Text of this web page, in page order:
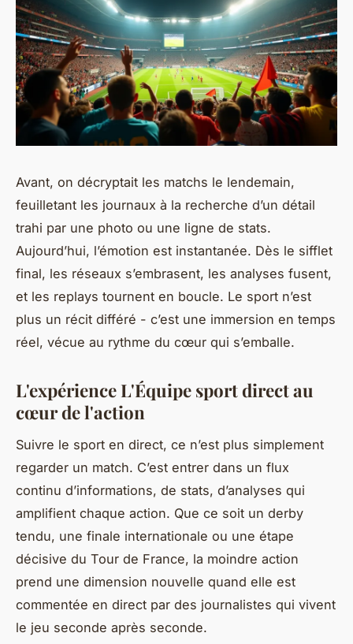
Avant, on décryptait les matchs le lendemain,
feuilletant les journaux à la recherche d’un détail
trahi par une photo ou une ligne de stats.
Aujourd’hui, l’émotion est instantanée. Dès le sifflet
final, les réseaux s’embrasent, les analyses fusent,
et les replays tournent en boucle. Le sport n’est
plus un récit différé - c’est une immersion en temps
réel, vécue au rythme du cœur qui s’emballe.
L'expérience L'Équipe sport direct au
cœur de l'action
Suivre le sport en direct, ce n’est plus simplement
regarder un match. C’est entrer dans un flux
continu d’informations, de stats, d’analyses qui
amplifient chaque action. Que ce soit un derby
tendu, une finale internationale ou une étape
décisive du Tour de France, la moindre action
prend une dimension nouvelle quand elle est
commentée en direct par des journalistes qui vivent
le jeu seconde après seconde.